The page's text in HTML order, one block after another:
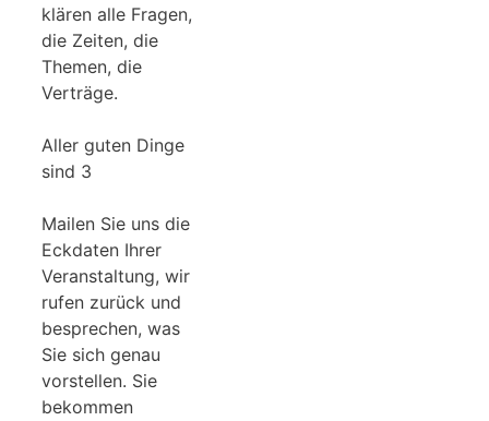
klären alle Fragen,
die Zeiten, die
Themen, die
Verträge.
Aller guten Dinge
sind 3
Mailen Sie uns die
Eckdaten Ihrer
Veranstaltung, wir
rufen zurück und
besprechen, was
Sie sich genau
vorstellen. Sie
bekommen